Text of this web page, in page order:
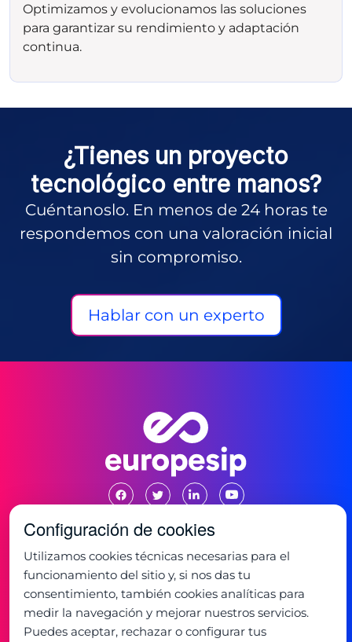
Optimizamos y evolucionamos las soluciones
para garantizar su rendimiento y adaptación
continua.
¿Tienes un proyecto
tecnológico entre manos?
Cuéntanoslo. En menos de 24 horas te
respondemos con una valoración inicial
sin compromiso.
Hablar con un experto
Oficina:
C/ de la Mancha 1
28823 - Coslada, Madrid
+34 91 673 32 32
Horario:
Configuración de cookies
Utilizamos cookies técnicas necesarias para el
funcionamiento del sitio y, si nos das tu
consentimiento, también cookies analíticas para
medir la navegación y mejorar nuestros servicios.
Puedes aceptar, rechazar o configurar tus